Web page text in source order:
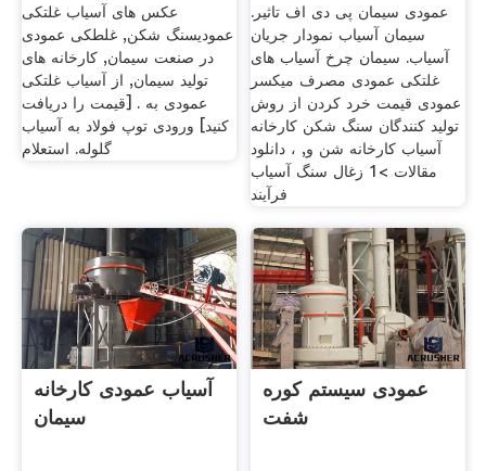
عکس های آسیاب غلتکی
عمودیسنگ شکن, غلطکی عمودی
در صنعت سیمان, کارخانه های
تولید سیمان, از آسیاب غلتکی
عمودی به . [قیمت را دریافت
کنید] ورودی توپ فولاد به آسیاب
گلوله. استعلام
عمودی سیمان پی دی اف تاثیر.
سیمان آسیاب نمودار جریان
آسیاب. سیمان چرخ آسیاب های
غلتکی عمودی مصرف میکسر
عمودی قیمت خرد کردن از روش
تولید کنندگان سنگ شکن کارخانه
آسیاب کارخانه شن و, ، دانلود
مقالات >1 زغال سنگ آسیاب
فرآیند
آسیاب عمودی کارخانه
سیمان
عمودی سیستم کوره
شفت